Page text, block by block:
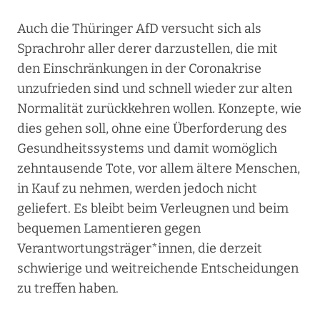
Auch die Thüringer AfD versucht sich als
Sprachrohr aller derer darzustellen, die mit
den Einschränkungen in der Coronakrise
unzufrieden sind und schnell wieder zur alten
Normalität zurückkehren wollen. Konzepte, wie
dies gehen soll, ohne eine Überforderung des
Gesundheitssystems und damit womöglich
zehntausende Tote, vor allem ältere Menschen,
in Kauf zu nehmen, werden jedoch nicht
geliefert. Es bleibt beim Verleugnen und beim
bequemen Lamentieren gegen
Verantwortungsträger*innen, die derzeit
schwierige und weitreichende Entscheidungen
zu treffen haben.